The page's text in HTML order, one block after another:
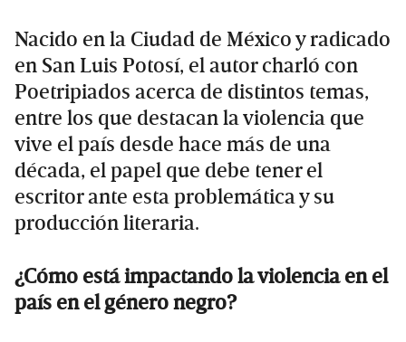
Nacido en la Ciudad de México y radicado
en San Luis Potosí, el autor charló con
Poetripiados acerca de distintos temas,
entre los que destacan la violencia que
vive el país desde hace más de una
década, el papel que debe tener el
escritor ante esta problemática y su
producción literaria.
¿Cómo está impactando la violencia en el
país en el género negro?